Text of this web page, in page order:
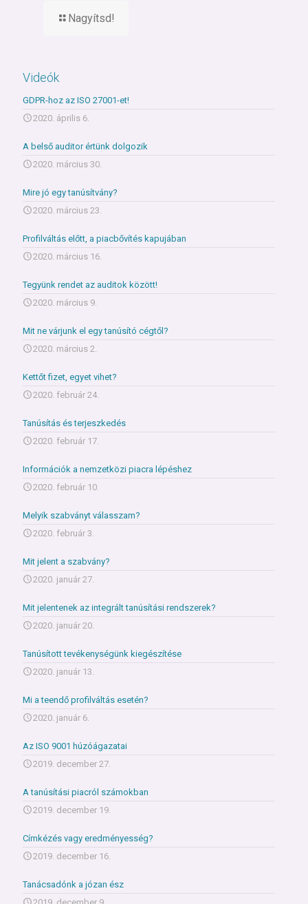
Nagyítsd!
Videók
GDPR-hoz az ISO 27001-et!
2020. április 6.
A belső auditor értünk dolgozik
2020. március 30.
Mire jó egy tanúsítvány?
2020. március 23.
Profilváltás előtt, a piacbővítés kapujában
2020. március 16.
Tegyünk rendet az auditok között!
2020. március 9.
Mit ne várjunk el egy tanúsító cégtől?
2020. március 2.
Kettőt fizet, egyet vihet?
2020. február 24.
Tanúsítás és terjeszkedés
2020. február 17.
Információk a nemzetközi piacra lépéshez
2020. február 10.
Melyik szabványt válasszam?
2020. február 3.
Mit jelent a szabvány?
2020. január 27.
Mit jelentenek az integrált tanúsítási rendszerek?
2020. január 20.
Tanúsított tevékenységünk kiegészítése
2020. január 13.
Mi a teendő profilváltás esetén?
2020. január 6.
Az ISO 9001 húzóágazatai
2019. december 27.
A tanúsítási piacról számokban
2019. december 19.
Címkézés vagy eredményesség?
2019. december 16.
Tanácsadónk a józan ész